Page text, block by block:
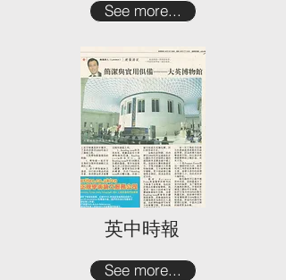
See more...
英中時報
See more...